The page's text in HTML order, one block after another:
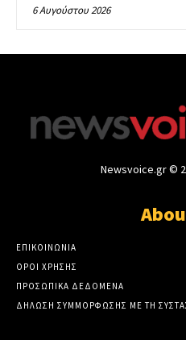
6 Αυγούστου 2026
Newsvoice.gr ©
ΕΠΙΚΟΙΝΩΝΙΑ
ΟΡΟΙ ΧΡΗΣΗΣ
ΠΡΟΣΩΠΙΚΑ ΔΕΔΟΜΕΝΑ
ΔΗΛΩΣΗ ΣΥΜΜΟΡΦΩΣΗΣ ΜΕ ΤΗ